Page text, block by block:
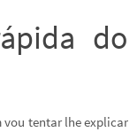
do
vou tentar lhe explicar